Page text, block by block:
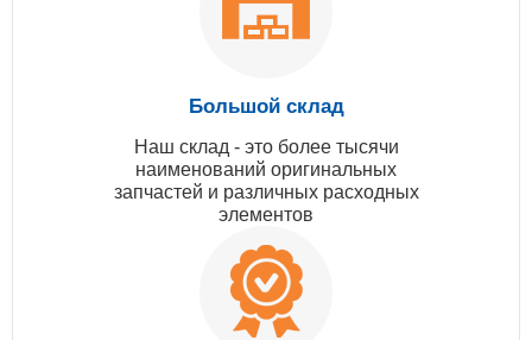
Большой склад
Наш склад - это более тысячи
наименований оригинальных
запчастей и различных расходных
элементов